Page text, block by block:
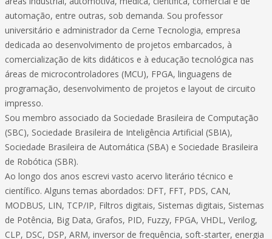
automação, entre outras, sob demanda. Sou professor
universitário e administrador da Cerne Tecnologia, empresa
dedicada ao desenvolvimento de projetos embarcados, à
comercialização de kits didáticos e à educação tecnológica nas
áreas de microcontroladores (MCU), FPGA, linguagens de
programação, desenvolvimento de projetos e layout de circuito
impresso.
Sou membro associado da Sociedade Brasileira de Computação
(SBC), Sociedade Brasileira de Inteligência Artificial (SBIA),
Sociedade Brasileira de Automática (SBA) e Sociedade Brasileira
de Robótica (SBR).
Ao longo dos anos escrevi vasto acervo literário técnico e
científico. Alguns temas abordados: DFT, FFT, PDS, CAN,
MODBUS, LIN, TCP/IP, Filtros digitais, Sistemas digitais, Sistemas
de Potência, Big Data, Grafos, PID, Fuzzy, FPGA, VHDL, Verilog,
CLP, DSC, DSP, ARM, inversor de frequência, soft-starter, energia